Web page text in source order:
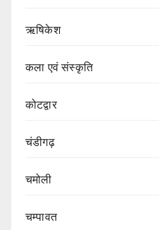
ऋषिकेश
कला एवं संस्कृति
कोटद्वार
चंडीगढ़
चमोली
चम्पावत